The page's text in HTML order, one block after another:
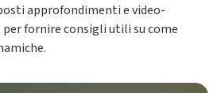
approfondimenti e video-
fornire consigli utili su come